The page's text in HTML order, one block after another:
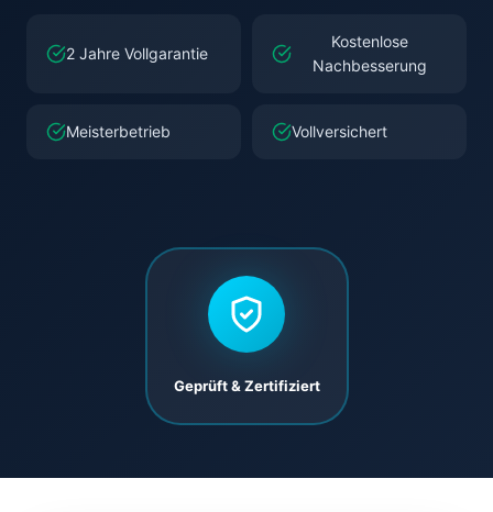
2 Jahre Vollgarantie
Kostenlose
Nachbesserung
Meisterbetrieb Vollversichert
Geprüft & Zertifiziert